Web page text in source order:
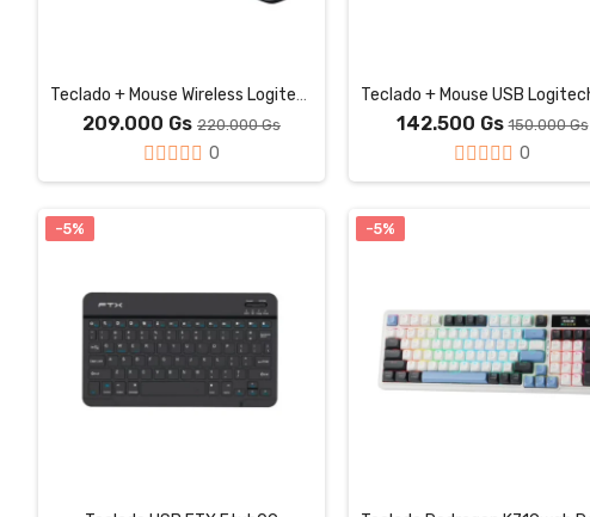
Teclado + Mouse Wireless Logitech MK270
209.000 Gs 220.000 Gs
0
142.500 Gs150.000 Gs
0
-5% -5%